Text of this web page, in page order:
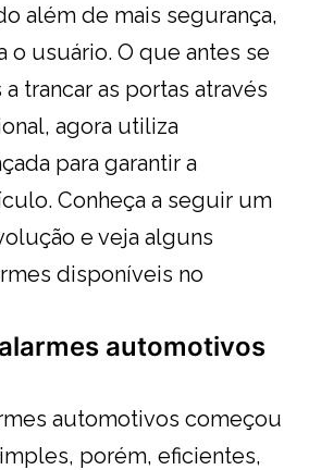
além de mais segurança,
o usuário. O que antes se
trancar as portas através
agora utiliza
para garantir a
Conheça a seguir um
e veja alguns
disponíveis no
automotivos
automotivos começou
porém, eficientes,